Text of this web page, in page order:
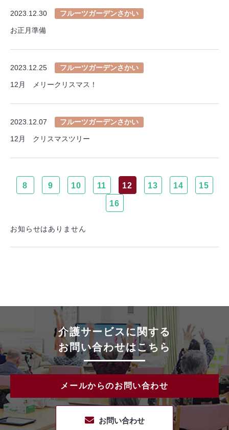
2023.12.30 フルーツガーデンさかい
お正月準備
2023.12.25 フルーツガーデンさかい
12月 メリークリスマス！
2023.12.07 フルーツガーデンさかい
12月 クリスマスツリー
8 9 10 11 12 13 14 15
16
お知らせはありません
介護サービスに関する
お問い合わせはこちら
メールからのお問い合わせ
お問い合わせ